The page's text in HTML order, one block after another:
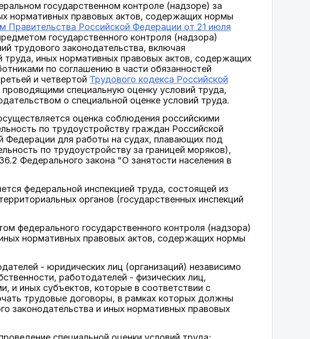
государственном контроле (надзоре) за
нормативных правовых актов, содержащих нормы
Правительства Российской Федерации от 21 июля
государственного контроля (надзора)
трудового законодательства, включая
труда, иных нормативных правовых актов, содержащих
по соглашению в части обязанностей
и четвертой Трудового кодекса Российской
специальную оценку условий труда,
о специальной оценке условий труда.
оценка соблюдения российскими
по трудоустройству граждан Российской
Федерации для работы на судах, плавающих под
по трудоустройству за границей моряков),
Федерального закона "О занятости населения в
федеральной инспекцией труда, состоящей из
органов (государственных инспекций
федерального государственного контроля (надзора)
нормативных правовых актов, содержащих нормы
- юридических лиц (организаций) независимо
работодателей - физических лиц,
и иных субъектов, которые в соответствии с
трудовые договоры, в рамках которых должны
законодательства и иных нормативных правовых